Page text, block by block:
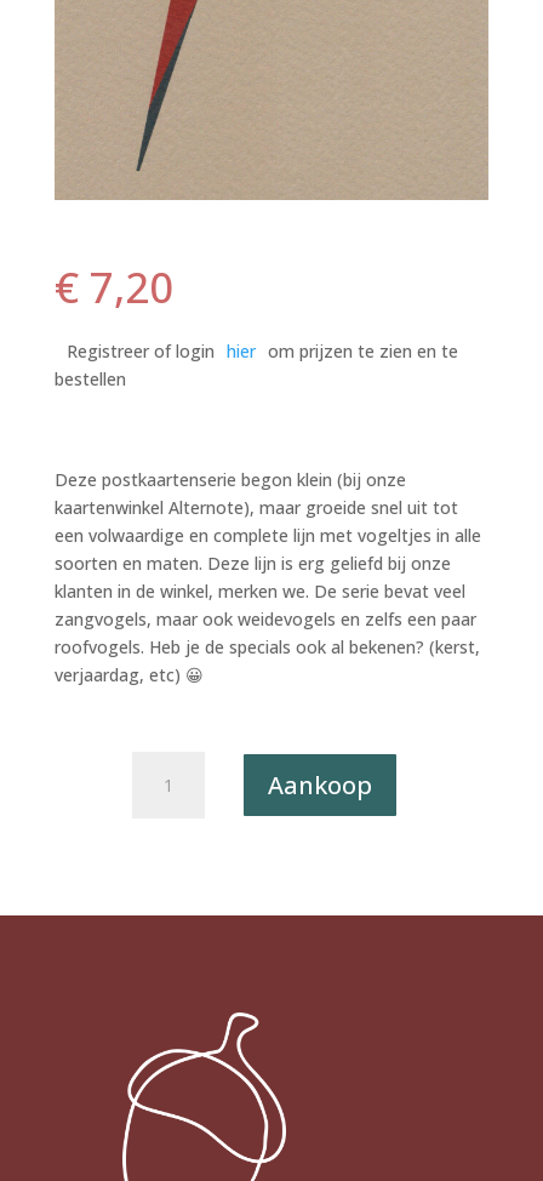
€7,20
Registreer of login hier om prijzen te zien en te
bestellen
Deze postkaartenserie begon klein (bij onze
kaartenwinkel Alternote), maar groeide snel uit tot
een volwaardige en complete lijn met vogeltjes in alle
soorten en maten. Deze lijn is erg geliefd bij onze
klanten in de winkel, merken we. De serie bevat veel
zangvogels, maar ook weidevogels en zelfs een paar
roofvogels. Heb je de specials ook al bekenen? (kerst,
verjaardag, etc) 😀
aantal
Aankoop